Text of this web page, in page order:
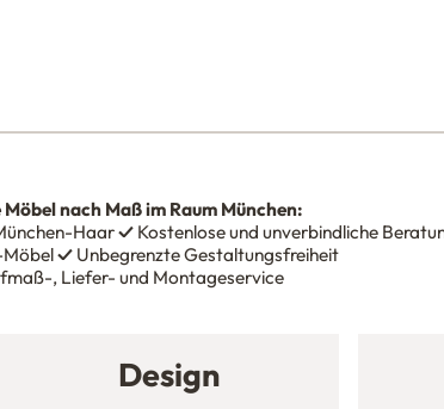
nach Maß im Raum München:
Haar✓Kostenlose und unverbindliche
✓Unbegrenzte Gestaltungsfreiheit
, Liefer- und Montageservice
Design